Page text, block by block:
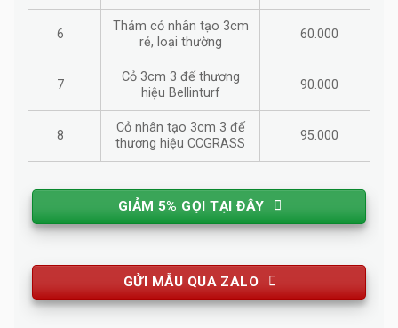
6
Thảm cỏ nhân tạo 3cm
rẻ, loại thường
60.000
7
Cỏ 3cm 3 đế thương
hiệu Bellinturf
90.000
8
Cỏ nhân tạo 3cm 3 đế
thương hiệu CCGRASS
95.000
GIẢM 5% GỌI TẠI ĐÂY
GỬI MẪU QUA ZALO